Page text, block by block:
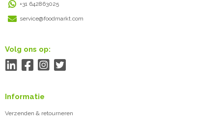
+31 642863025
service@foodmarkt.com
Volg ons op:
Informatie
Verzenden & retourneren